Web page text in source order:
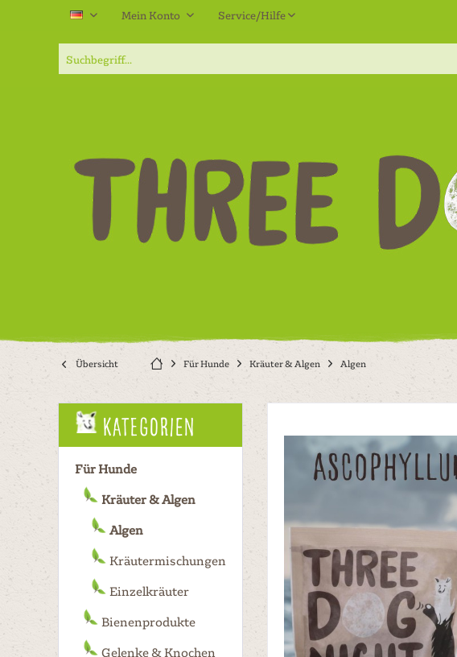
Mein Konto Service/Hilfe
Übersicht Für Hunde Kräuter & Algen Algen
Kategorien
Für Hunde
Kräuter & Algen
Algen
Kräutermischungen
Einzelkräuter
Bienenprodukte
Gelenke & Knochen